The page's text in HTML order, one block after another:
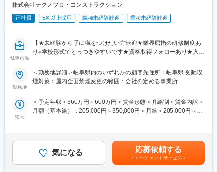
・残業時間：25h程度
・土日祝休／年120休日
※年に数回工事の際に休日出勤は発生しますがその際は振休を取得
頂きます。
・マイカー通勤可
■充実した福利厚生：
規定あり
・福利厚生サービスへ加入、保養所あり
■配属部署：
生産技術部 設備技術課 建築チーム
■当社について：
当社は1935年創業、企業理念にある「限りある地球資源の有効活
株式会社テクノプロ・コンストラクション
正社員 5名以上採用 職種未経験歓迎 業種未経験歓迎
仕事内容
【★未経験から手に職をつけたい方歓迎★業界屈指の研修制度あ
り※学校形式でとっつきやすいです★資格取得フォローあり★入社
制（土日祝）★女性活躍中※未経験入社者の4割が女性】
人さんのまとめ役を担当いただきます。工事のスケジュール・コ
スト・品質・安全の4つの観点から管理をしていただくため、工事
＼キャリアチェンジ先の例／
・施工図作成
勤務地
＜勤務地詳細＞岐阜県内のいずれかの顧客先住所：岐阜県 受動喫
煙対策：屋内全面禁煙変更の範囲：会社の定める事業所
給与
＜予定年収＞360万円～600万円＜賃金形態＞月給制＜賃金内訳＞
月額（基本給）：205,000円～350,000円＜月給＞205,000円～
か月分です。決算賞与（業績により支給）（※想定年収3,600,000
円～6,000,000円）※残業代は1分単位で全額支給賃金はあくまで
も目安の金額であり、選考を通じて上下する可能性があります。
気になる 応募依頼する
（エージェントサービス）